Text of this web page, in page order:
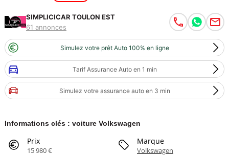
SIMPLICICAR TOULON EST
61 annonces
Simulez votre prêt Auto 100% en ligne
Tarif Assurance Auto en 1 min
Simulez votre assurance auto en 3 min
Informations clés : voiture Volkswagen
Prix
15 980 €
Marque
Volkswagen